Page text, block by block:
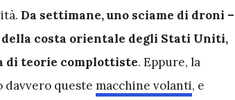
Da settimane, uno sciame di droni –
della costa orientale degli Stati Uniti,
di teorie complottiste. Eppure, la
davvero queste macchine volanti, e